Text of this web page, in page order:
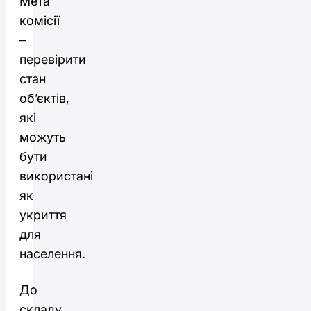
комісії
–
перевірити
стан
об’єктів,
які
можуть
бути
використані
як
укриття
для
населення.
До